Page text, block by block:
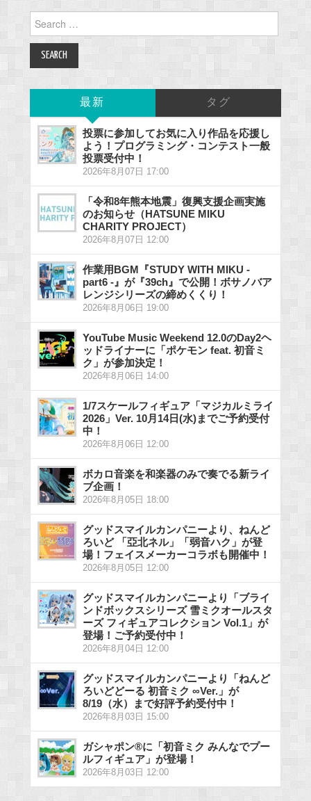
Search
for:
最新 タグ
投票に参加してお気に入り作品を応援し
よう！プログラミング・コンテスト一般
投票受付中！
2026年8月07日 17:00
「令和8年熊本地震」復興支援企画実施
のお知らせ（HATSUNE MIKU
CHARITY PROJECT）
2026年8月07日 12:00
作業用BGM『STUDY WITH MIKU -
part6 -』が『39ch』で公開！ボサノバア
レンジシリーズの締めくくり！
2026年8月06日 19:00
YouTube Music Weekend 12.0のDay2ヘ
ッドライナーに「ポケモン feat. 初音ミ
ク」が参加決定！
2026年8月06日 14:00
1/7スケールフィギュア「マジカルミライ
2026」Ver. 10月14日(水)までご予約受付
中！
2026年8月06日 12:00
ボカロ音楽を和楽器のみで奏でる新ライ
ブ企画！
2026年8月05日 18:00
グッドスマイルカンパニーより、ねんど
ろいど 「亞北ネル」「弱音ハク」が登
場！フェイスメーカーコラボも開催中！
2026年8月05日 12:00
グッドスマイルカンパニーより「ブライ
ンドボックスシリーズ 雪ミクオールスタ
ーズ フィギュアコレクション Vol.1」が
登場！ご予約受付中！
2026年8月04日 12:00
グッドスマイルカンパニーより「ねんど
ろいどどーる 初音ミク ∞Ver.」が
8/19（水）まで好評予約受付中！
2026年8月03日 15:00
ガシャポン®に「初音ミク みんなでプー
ルフィギュア」が登場！
2026年8月03日 12:00